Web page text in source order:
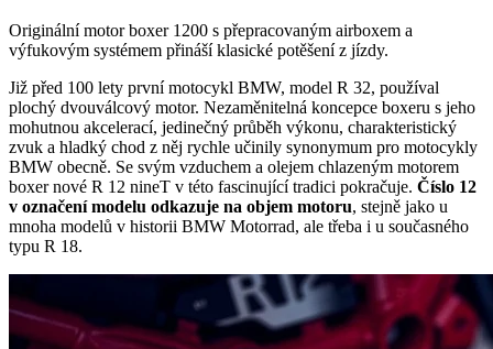
Originální motor boxer 1200 s přepracovaným airboxem a
výfukovým systémem přináší klasické potěšení z jízdy.
Již před 100 lety první motocykl BMW, model R 32, používal
plochý dvouválcový motor. Nezaměnitelná koncepce boxeru s jeho
mohutnou akcelerací, jedinečný průběh výkonu, charakteristický
zvuk a hladký chod z něj rychle učinily synonymum pro motocykly
BMW obecně. Se svým vzduchem a olejem chlazeným motorem
boxer nové R 12 nineT v této fascinující tradici pokračuje. Číslo 12
v označení modelu odkazuje na objem motoru, stejně jako u
mnoha modelů v historii BMW Motorrad, ale třeba i u současného
typu R 18.